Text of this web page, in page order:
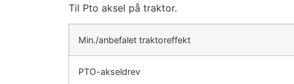
Til Pto aksel på traktor.
Min./anbefalet traktoreffekt
PTO-akseldrev